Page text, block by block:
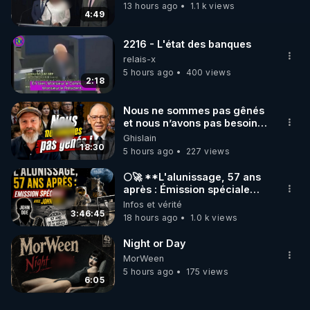
nerveux, et les choix de chaque jour.
➡️ Pour aller plus loin, RDV sur
https://rgnr.tv/@un-ete-pour-tout-changer?
utm_source=youtube&utm_medium=podcast&utm_
campaign=ete2025&utm_content=podcast2
Déjà abonné·e ? Connectez-vous pour accéder au
parcours.
-----------
00:08 – Introduction personnelle
Pascal revient de Guadeloupe, remercie pour les
messages reçus, évoque le programme « Un été
pour se régénérer » et annonce le thème du jour :
sortir de la logique de réparation.
01:18 – Réparer vs régénérer : un malentendu
culturel
4:49
13 hours ago 1.1 k views
2:18
2216 - L'état des banques
relais-x
5 hours ago
400 views
18:30
Nous ne sommes pas gênés
et nous n’avons pas besoin
de nous excuser ! #jw
#jehovah #collegecentral
Ghislain
5 hours ago
227 views
3:46:45
🌕🚀 **L'alunissage, 57 ans
après : Émission spéciale
avec John Doe !** 👨 🚀✨
Infos et vérité
18 hours ago
1.0 k views
6:05
Night or Day
MorWeen
5 hours ago
175 views